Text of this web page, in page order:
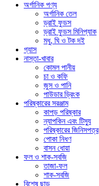
অর্গানিক পণ্য
অর্গানিক তেল
ড্রাই ফুডস
ড্রাই ফুডস মিনিপ্যাক
মধু, ঘি ও টক দই
গ্যাস
নাস্তা-খাবার
কোমল পানীয়
চা ও কফি
জুস ও পানি
পাউডার ড্রিংক
পরিষ্কারের সরঞ্জাম
কাপড় পরিষ্কার
ন্যাপকিন এবং টিস্যু
পরিষ্কারের জিনিসপত্র
পোকা নিধণ
বাসন ধোয়া
ফল ও শাক-সবজি
তাজা-ফল
শাক-সবজি
বিশেষ ছাড়